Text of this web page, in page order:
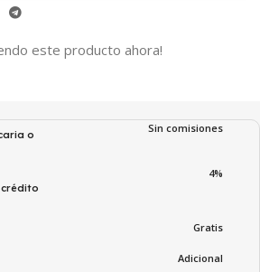
este producto ahora!
o
Sin comisiones
4%
Gratis
Adicional